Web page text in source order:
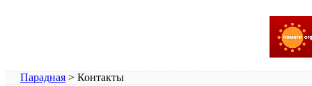
Парадная > Контакты